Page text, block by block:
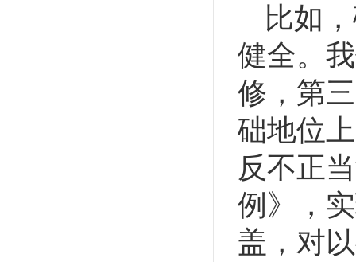
比如
健全。
修，第
础地位
反不正
例》，
盖，对